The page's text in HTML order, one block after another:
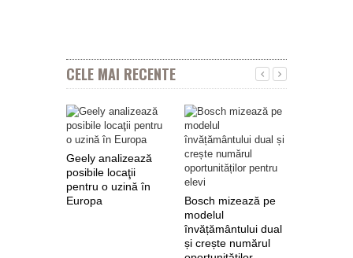
CELE MAI RECENTE
Geely analizează
posibile locaţii
pentru o uzină în
Europa
Bosch mizează pe
modelul
învățământului dual
și crește numărul